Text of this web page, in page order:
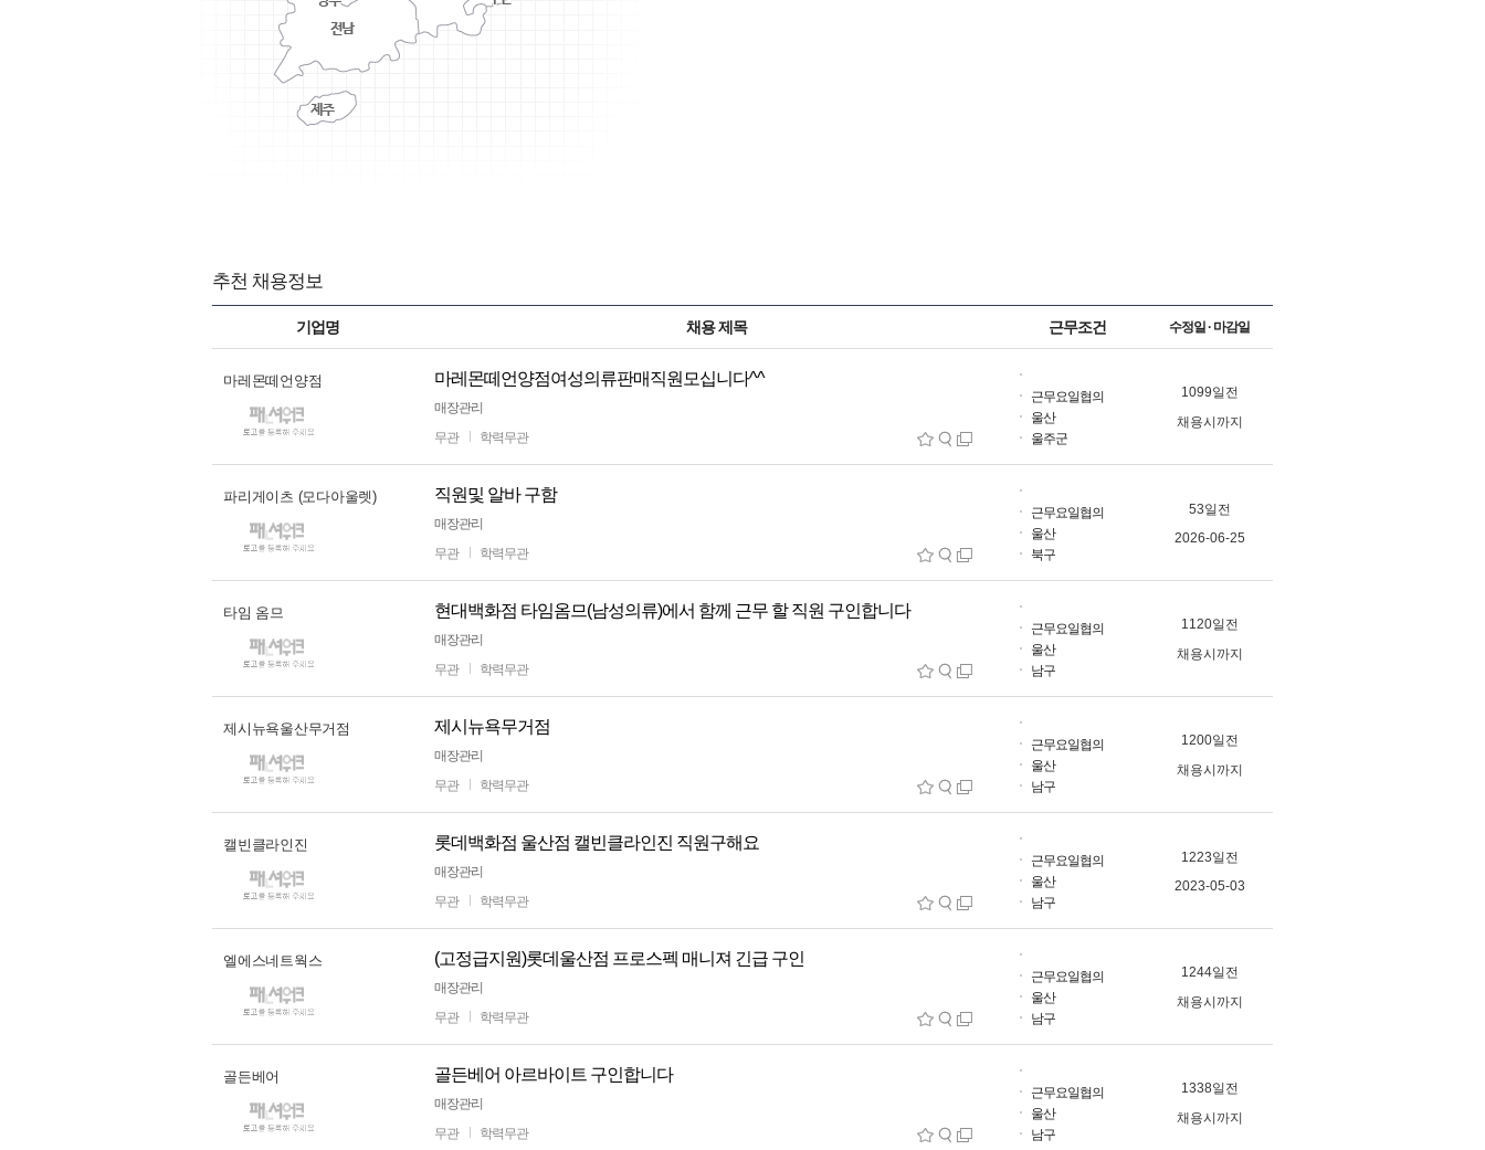
추천 채용정보
기업명 채용 제목 근무조건 수정일 · 마감일
마레몬떼언양점 마레몬떼언양점여성의류판매직원모십니다^^
매장관리
무관
학력무관
근무요일협의
울산
울주군
1099일전
채용시까지
파리게이츠 (모다아울렛) 직원및 알바 구함
매장관리
무관
학력무관
근무요일협의
울산
북구
53일전
2026-06-25
타임 옴므 현대백화점 타임옴므(남성의류)에서 함께 근무 할 직원 구인합니다
매장관리
무관
학력무관
근무요일협의
울산
남구
1120일전
채용시까지
제시뉴욕울산무거점 제시뉴욕무거점
매장관리
무관
학력무관
근무요일협의
울산
남구
1200일전
채용시까지
캘빈클라인진 롯데백화점 울산점 캘빈클라인진 직원구해요
매장관리
무관
학력무관
근무요일협의
울산
남구
1223일전
2023-05-03
엘에스네트웍스 (고정급지원)롯데울산점 프로스펙 매니져 긴급 구인
매장관리
무관
학력무관
근무요일협의
울산
남구
1244일전
채용시까지
골든베어 골든베어 아르바이트 구인합니다
매장관리
무관
학력무관
근무요일협의
울산
남구
1338일전
채용시까지